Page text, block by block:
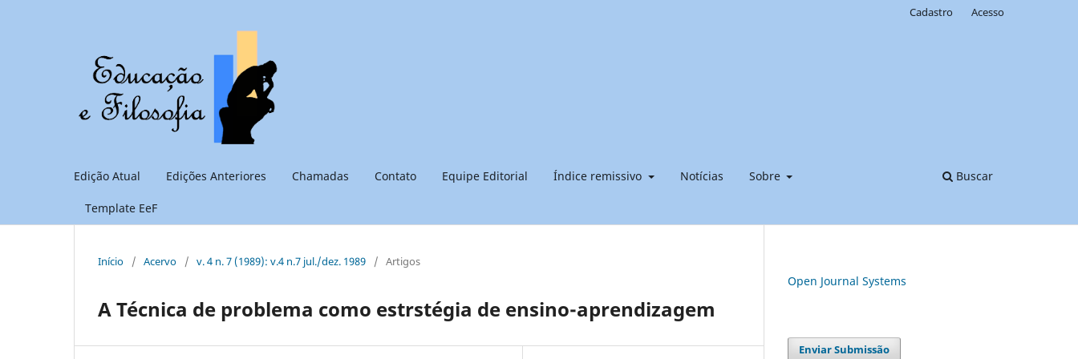
Edição Atual Edições Anteriores Chamadas Contato Equipe Editorial Índice remissivo Notícias Sobre
Template EeF
Buscar
Cadastro Acesso
Início / Acervo / v. 4 n. 7 (1989): v.4 n.7 jul./dez. 1989 / Artigos
A Técnica de problema como estrstégia de ensino-aprendizagem
Open Journal Systems
Enviar Submissão